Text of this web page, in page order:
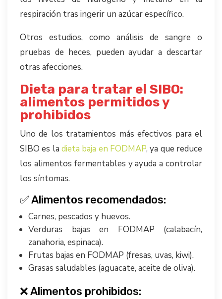
respiración tras ingerir un azúcar específico.
Otros estudios, como análisis de sangre o
pruebas de heces, pueden ayudar a descartar
otras afecciones.
Dieta para tratar el SIBO:
alimentos permitidos y
prohibidos
Uno de los tratamientos más efectivos para el
SIBO es la dieta baja en FODMAP, ya que reduce
los alimentos fermentables y ayuda a controlar
los síntomas.
✅ Alimentos recomendados:
Carnes, pescados y huevos.
Verduras bajas en FODMAP (calabacín,
zanahoria, espinaca).
Frutas bajas en FODMAP (fresas, uvas, kiwi).
Grasas saludables (aguacate, aceite de oliva).
❌ Alimentos prohibidos: